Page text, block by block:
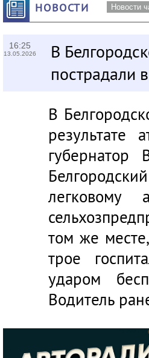
НОВОСТИ Новости
16:25
13.05.2026
В
пострадали
В
результате
губернатор
легковому
том же
трое
ударом
Водитель